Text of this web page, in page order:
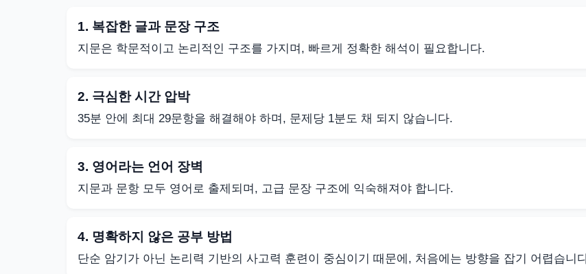
1. 복잡한 글과 문장 구조
지문은 학문적이고 논리적인 구조를 가지며, 빠르게 정확한 해석이 필요합니다.
2. 극심한 시간 압박
35분 안에 최대 29문항을 해결해야 하며, 문제당 1분도 채 되지 않습니다.
3. 영어라는 언어 장벽
지문과 문항 모두 영어로 출제되며, 고급 문장 구조에 익숙해져야 합니다.
4. 명확하지 않은 공부 방법
단순 암기가 아닌 논리력 기반의 사고력 훈련이 중심이기 때문에, 처음에는 방향을 잡기 어렵습니